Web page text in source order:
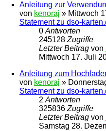
Anleitung zur
von kenoraj » Mittwoch
Statement zu dso-
0Antworten
245128Zugriffe
Letzter Beitrag von
Mittwoch 17. Juli
Anleitung zum
von kenoraj »
Statement zu dso-
2Antworten
325836Zugriffe
Letzter Beitrag von
Samstag 28.